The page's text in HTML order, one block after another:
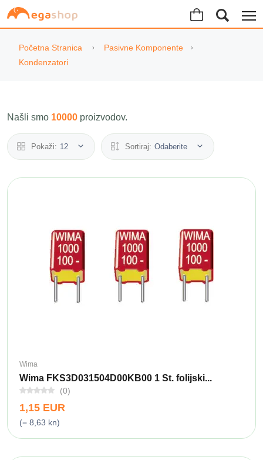
Početna Stranica
Pasivne Komponente
Kondenzatori
Našli smo 10000 proizvodov.
Pokaži: 12 Sortiraj: Odaberite
Wima
Wima FKS3D031504D00KB00 1 St. folijski...
(0)
1,15 EUR
(= 8,63 kn)